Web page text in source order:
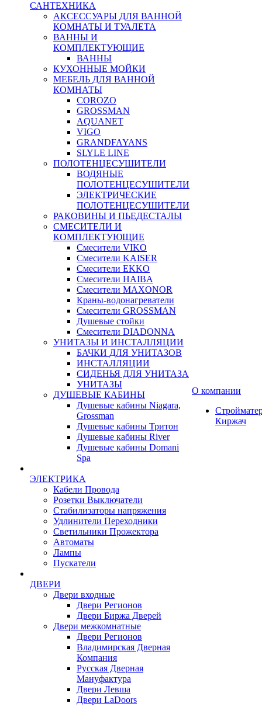
САНТЕХНИКА
АКСЕССУАРЫ ДЛЯ ВАННОЙ
КОМНАТЫ И ТУАЛЕТА
ВАННЫ И
КОМПЛЕКТУЮЩИЕ
ВАННЫ
КУХОННЫЕ МОЙКИ
МЕБЕЛЬ ДЛЯ ВАННОЙ
КОМНАТЫ
COROZO
GROSSMAN
AQUANET
VIGO
GRANDFAYANS
SLYLE LINE
ПОЛОТЕНЦЕСУШИТЕЛИ
ВОДЯНЫЕ
ПОЛОТЕНЦЕСУШИТЕЛИ
ЭЛЕКТРИЧЕСКИЕ
ПОЛОТЕНЦЕСУШИТЕЛИ
РАКОВИНЫ И ПЬЕДЕСТАЛЫ
СМЕСИТЕЛИ И
КОМПЛЕКТУЮЩИЕ
Смесители VIKO
Смесители KAISER
Смесители EKKO
Смесители HAIBA
Смесители MAXONOR
Краны-водонагреватели
Смесители GROSSMAN
Душевые стойки
Смесители DIADONNA
УНИТАЗЫ И ИНСТАЛЛЯЦИИ
БАЧКИ ДЛЯ УНИТАЗОВ
ИНСТАЛЛЯЦИИ
СИДЕНЬЯ ДЛЯ УНИТАЗА
УНИТАЗЫ
ДУШЕВЫЕ КАБИНЫ
Душевые кабины Niagara,
Grossman
Душевые кабины Тритон
Душевые кабины River
Душевые кабины Domani
Spa
ЭЛЕКТРИКА
Кабели Провода
Розетки Выключатели
Стабилизаторы напряжения
Удлинители Переходники
Светильники Прожектора
Автоматы
Лампы
Пускатели
ДВЕРИ
Двери входные
Двери Регионов
Двери Биржа Дверей
Двери межкомнатные
Двери Регионов
Владимирская Дверная
Компания
Русская Дверная
Мануфактура
Двери Левша
Двери LaDoors
О компании
Киржач